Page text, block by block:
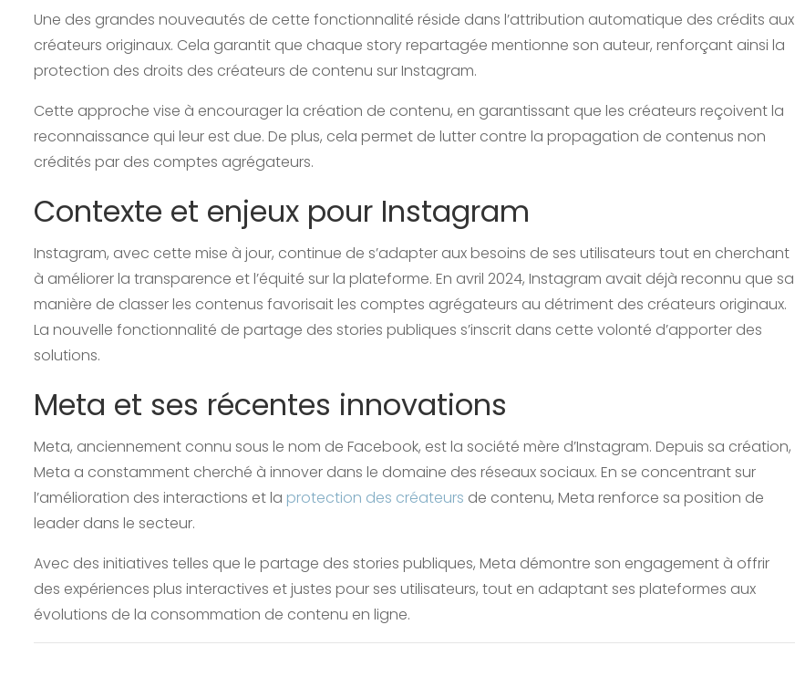
Une des grandes nouveautés de cette fonctionnalité réside dans l’attribution automatique des crédits aux
créateurs originaux. Cela garantit que chaque story repartagée mentionne son auteur, renforçant ainsi la
protection des droits des créateurs de contenu sur Instagram.
Cette approche vise à encourager la création de contenu, en garantissant que les créateurs reçoivent la
reconnaissance qui leur est due. De plus, cela permet de lutter contre la propagation de contenus non
crédités par des comptes agrégateurs.
Contexte et enjeux pour Instagram
Instagram, avec cette mise à jour, continue de s’adapter aux besoins de ses utilisateurs tout en cherchant
à améliorer la transparence et l’équité sur la plateforme. En avril 2024, Instagram avait déjà reconnu que sa
manière de classer les contenus favorisait les comptes agrégateurs au détriment des créateurs originaux.
La nouvelle fonctionnalité de partage des stories publiques s’inscrit dans cette volonté d’apporter des
solutions.
Meta et ses récentes innovations
Meta, anciennement connu sous le nom de Facebook, est la société mère d’Instagram. Depuis sa création,
Meta a constamment cherché à innover dans le domaine des réseaux sociaux. En se concentrant sur
l’amélioration des interactions et la protection des créateurs de contenu, Meta renforce sa position de
leader dans le secteur.
Avec des initiatives telles que le partage des stories publiques, Meta démontre son engagement à offrir
des expériences plus interactives et justes pour ses utilisateurs, tout en adaptant ses plateformes aux
évolutions de la consommation de contenu en ligne.